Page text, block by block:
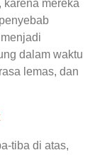
karena mereka
dalam waktu
lemas, dan
tiba di atas,